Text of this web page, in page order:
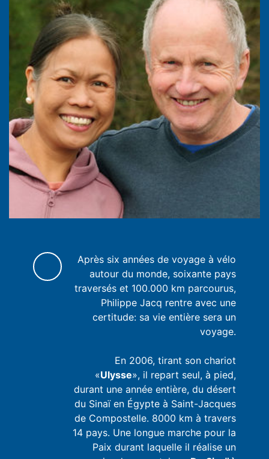
Après six années de voyage à vélo
autour du monde, soixante pays
traversés et 100.000 km parcourus,
Philippe Jacq rentre avec une
certitude: sa vie entière sera un
voyage.
En 2006, tirant son chariot
«Ulysse», il repart seul, à pied,
durant une année entière, du désert
du Sinaï en Égypte à Saint-Jacques
de Compostelle. 8000 km à travers
14 pays. Une longue marche pour la
Paix durant laquelle il réalise un